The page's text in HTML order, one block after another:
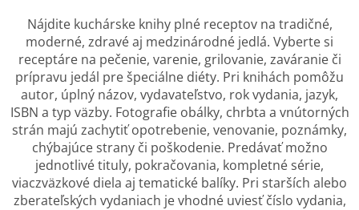
Nájdite kuchárske knihy plné receptov na tradičné,
moderné, zdravé aj medzinárodné jedlá. Vyberte si
receptáre na pečenie, varenie, grilovanie, zaváranie či
prípravu jedál pre špeciálne diéty. Pri knihách pomôžu
autor, úplný názov, vydavateľstvo, rok vydania, jazyk,
ISBN a typ väzby. Fotografie obálky, chrbta a vnútorných
strán majú zachytiť opotrebenie, venovanie, poznámky,
chýbajúce strany či poškodenie. Predávať možno
jednotlivé tituly, pokračovania, kompletné série,
viaczväzkové diela aj tematické balíky. Pri starších alebo
zberateľských vydaniach je vhodné uviesť číslo vydania,